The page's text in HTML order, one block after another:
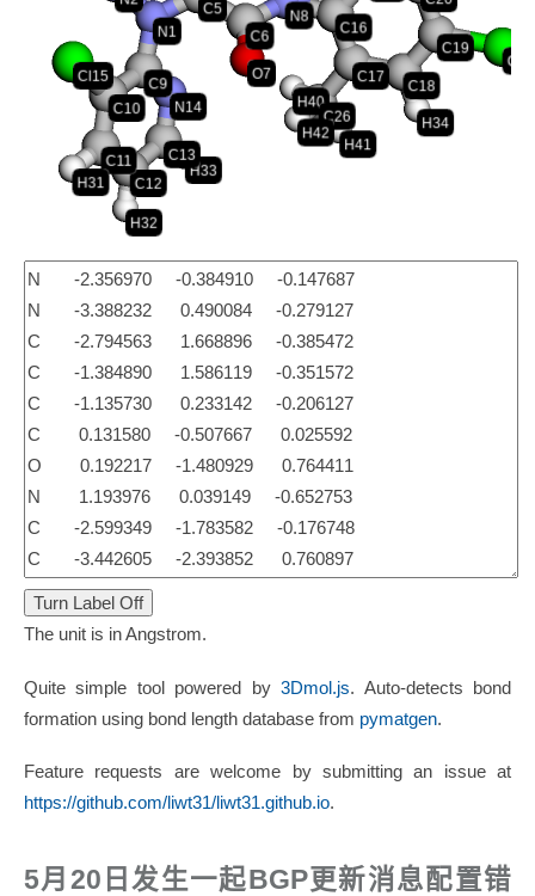
The unit is in Angstrom.
Quite simple tool powered by3Dmol.js. Auto-detects bond
formation using bond length database from pymatgen.
Feature requests are welcome by submitting an issue at
https://github.com/liwt31/liwt31.github.io.
5月20日发生一起BGP更新消息配置错